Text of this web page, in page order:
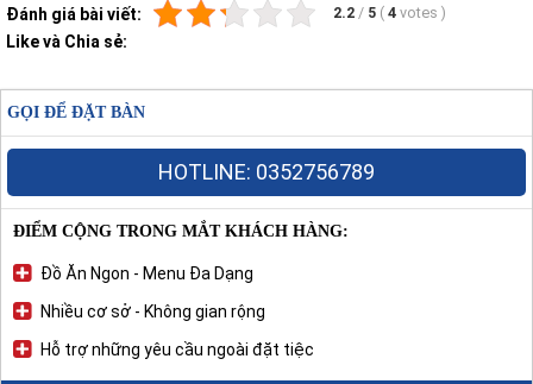
Đánh giá bài viết: 2.2 / 5 ( 4 votes )
Like và Chia sẻ:
GỌI ĐỂ ĐẶT BÀN
HOTLINE: 0352756789
ĐIỂM CỘNG TRONG MẮT KHÁCH HÀNG:
Đồ Ăn Ngon - Menu Đa Dạng
Nhiều cơ sở - Không gian rộng
Hỗ trợ những yêu cầu ngoài đặt tiệc